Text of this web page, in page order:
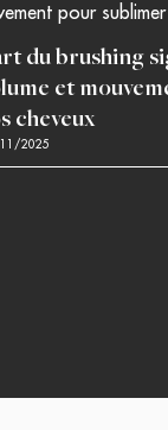
du brushing
et
cheveux
11/2025